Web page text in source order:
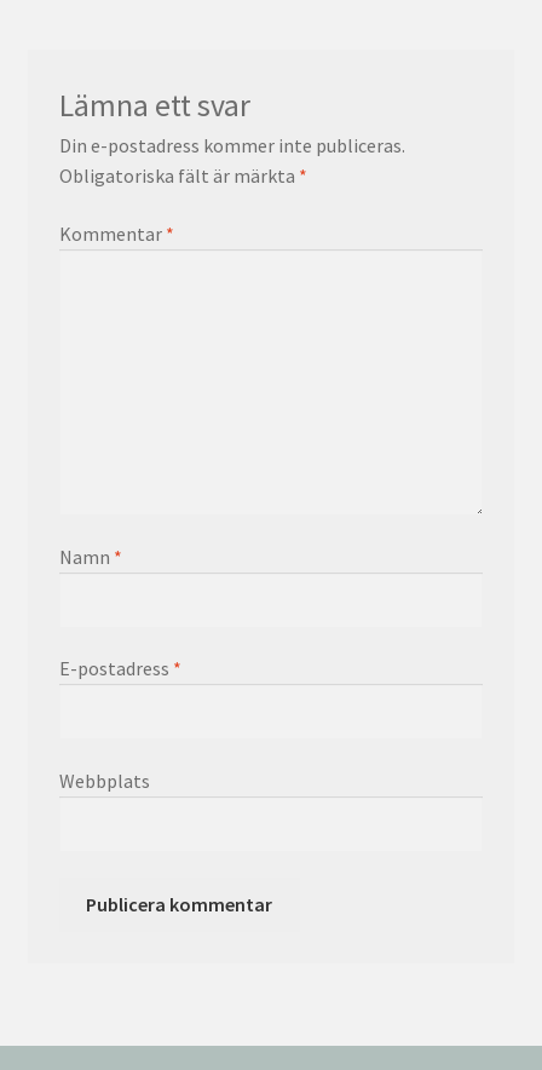
Lämna ett svar
Din e-postadress kommer inte publiceras.
Obligatoriska fält är märkta *
Kommentar *
Namn *
E-postadress *
Webbplats